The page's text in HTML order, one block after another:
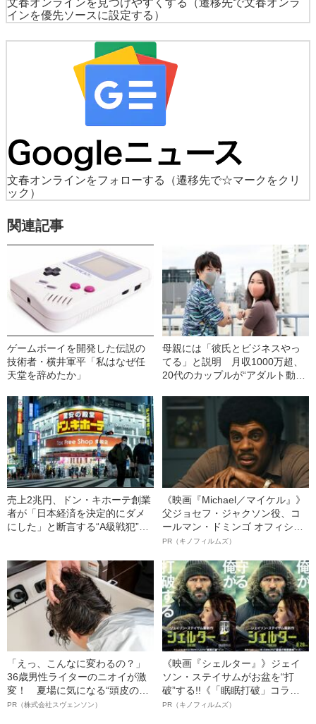
文春オンラインを見つけやすくする
（遷移先で文春オンラ
インを優先ソースに設定する）
文春オンラインをフォローする
（遷移先で☆マークをクリ
ック）
関連記事
ゲームボーイを開発した伝説の
技術者・横井軍平「私はなぜ任
天堂を辞めたか」
母親には「彼氏とビジネスやっ
てる」と説明 月収1000万超、
20代のカップルが“アダルト動画
売上2兆円、ドン・キホーテ創業
者が「日本経済を決定的にダメ
にした」と断言する“A級戦犯”と
《映画『Michael／マイケル』》
父ジョセフ・ジャクソン役、コ
ールマン・ドミンゴ オフィシャ
ルインタビュー“観客を魅了した
語る”《日本興収70億円突破》
PR（キノフィルムズ）
「えっ、こんなに変わるの？」
36歳男性ライターのニオイが激
変！ 夏場に気になる“頭皮のニ
オイ”や“ベタつき”を解消す
PR（株式会社スヴェンソン）
《映画『シェルター』》ジェイ
ソン・ステイサムがお盆を“打
破”する!!《「眠眠打破」コラ
ボ》
PR（キノフィルムズ）